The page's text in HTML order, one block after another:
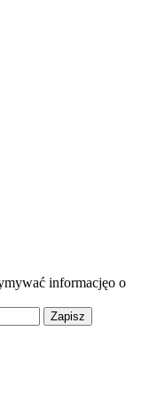
informacjęo o
Zapisz